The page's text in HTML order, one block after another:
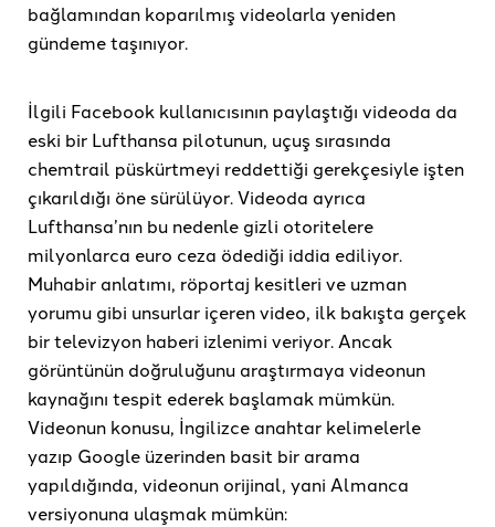
bağlamından koparılmış videolarla yeniden
gündeme taşınıyor.
İlgili Facebook kullanıcısının paylaştığı videoda da
eski bir Lufthansa pilotunun, uçuş sırasında
chemtrail püskürtmeyi reddettiği gerekçesiyle işten
çıkarıldığı öne sürülüyor. Videoda ayrıca
Lufthansa’nın bu nedenle gizli otoritelere
milyonlarca euro ceza ödediği iddia ediliyor.
Muhabir anlatımı, röportaj kesitleri ve uzman
yorumu gibi unsurlar içeren video, ilk bakışta gerçek
bir televizyon haberi izlenimi veriyor. Ancak
görüntünün doğruluğunu araştırmaya videonun
kaynağını tespit ederek başlamak mümkün.
Videonun konusu, İngilizce anahtar kelimelerle
yazıp Google üzerinden basit bir arama
yapıldığında, videonun orijinal, yani Almanca
versiyonuna ulaşmak mümkün: